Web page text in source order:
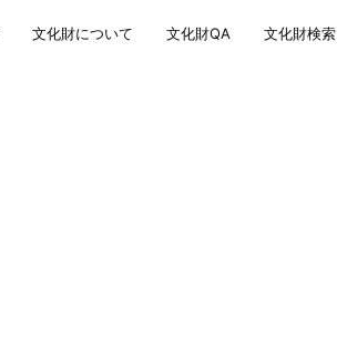
文化財について 文化財QA 文化財検索